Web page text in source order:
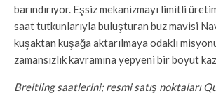
barındırıyor. Eşsiz mekanizmayı limitli
saat tutkunlarıyla buluşturan buz mavisi
kuşaktan kuşağa aktarılmaya odaklı
zamansızlık kavramına yepyeni bir boyut
Breitling saatlerini; resmi satış noktaları